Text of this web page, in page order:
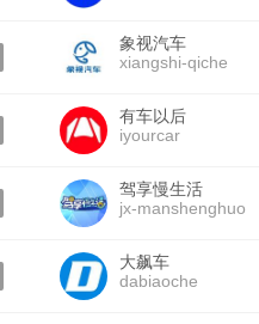
象视汽车
xiangshi-qiche
有车以后
iyourcar
驾享慢生活
jx-manshenghuo
大飙车
dabiaoche